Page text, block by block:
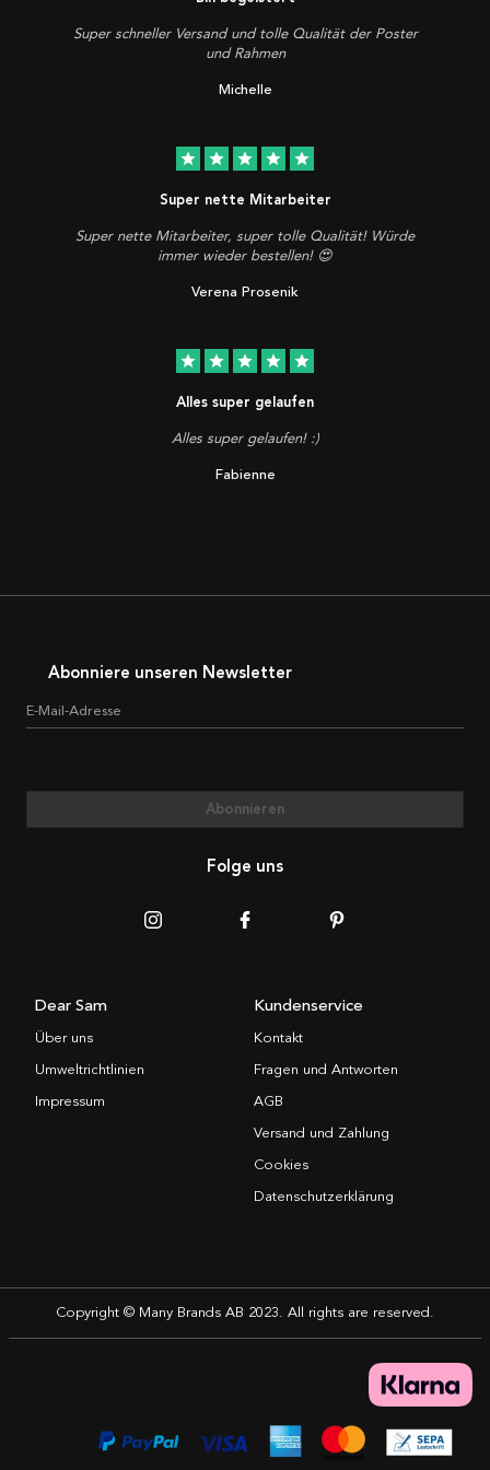
Super schneller Versand und tolle Qualität der Poster
und Rahmen
Michelle
star star star star star
Super nette Mitarbeiter
Super nette Mitarbeiter, super tolle Qualität! Würde
immer wieder bestellen! 😍
Verena Prosenik
star star star star star
Alles super gelaufen
Alles super gelaufen! :)
Fabienne
Abonniere unseren Newsletter
E-Mail-Adresse
Abonnieren
Folge uns
Dear Sam
Über uns
Umweltrichtlinien
Impressum
Kundenservice
Kontakt
Fragen und Antworten
AGB
Versand und Zahlung
Cookies
Datenschutzerklärung
Copyright © Many Brands AB 2023. All rights are reserved.